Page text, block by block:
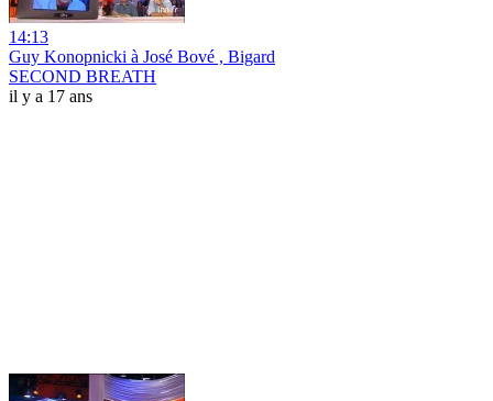
14:13
Guy Konopnicki à José Bové , Bigard
SECOND BREATH
il y a 17 ans